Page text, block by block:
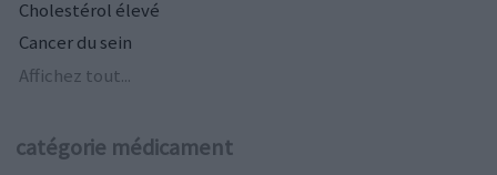
Cholestérol élevé
Cancer du sein
Affichez tout...
catégorie médicament